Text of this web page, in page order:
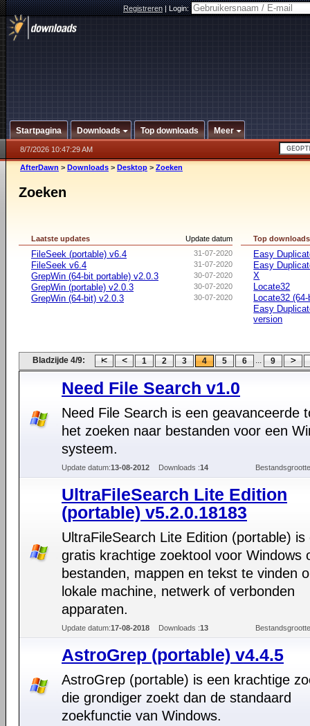
Registreren|Login:
Startpagina Downloads Top downloads Meer
8/7/2026 10:47:29 AM
AfterDawn > Downloads > Desktop > Zoeken
Zoeken
Update datum
Laatste updates
31-07-2020
FileSeek (portable) v6.4
31-07-2020
FileSeek v6.4
30-07-2020
GrepWin (64-bit portable) v2.0.3
30-07-2020
GrepWin (portable) v2.0.3
30-07-2020
GrepWin (64-bit) v2.0.3
Top downloads
Easy
Easy
X
Locate32
Locate32
Easy
version
Bladzijde 4/9: 1 2 3 4 5 6 ... 9
Need File Search v1.0
Need File Search is een geavanceerde
het zoeken naar bestanden voor een
systeem.
Update datum:13-08-2012 Downloads :14
UltraFileSearch Lite Edition
(portable) v5.2.0.18183
UltraFileSearch Lite Edition (portable) is
gratis krachtige zoektool voor Windows
bestanden, mappen en tekst te vinden
lokale machine, netwerk of verbonden
apparaten.
Update datum:17-08-2018 Downloads :13
AstroGrep (portable) v4.4.5
AstroGrep (portable) is een krachtige
die grondiger zoekt dan de standaard
zoekfunctie van Windows.